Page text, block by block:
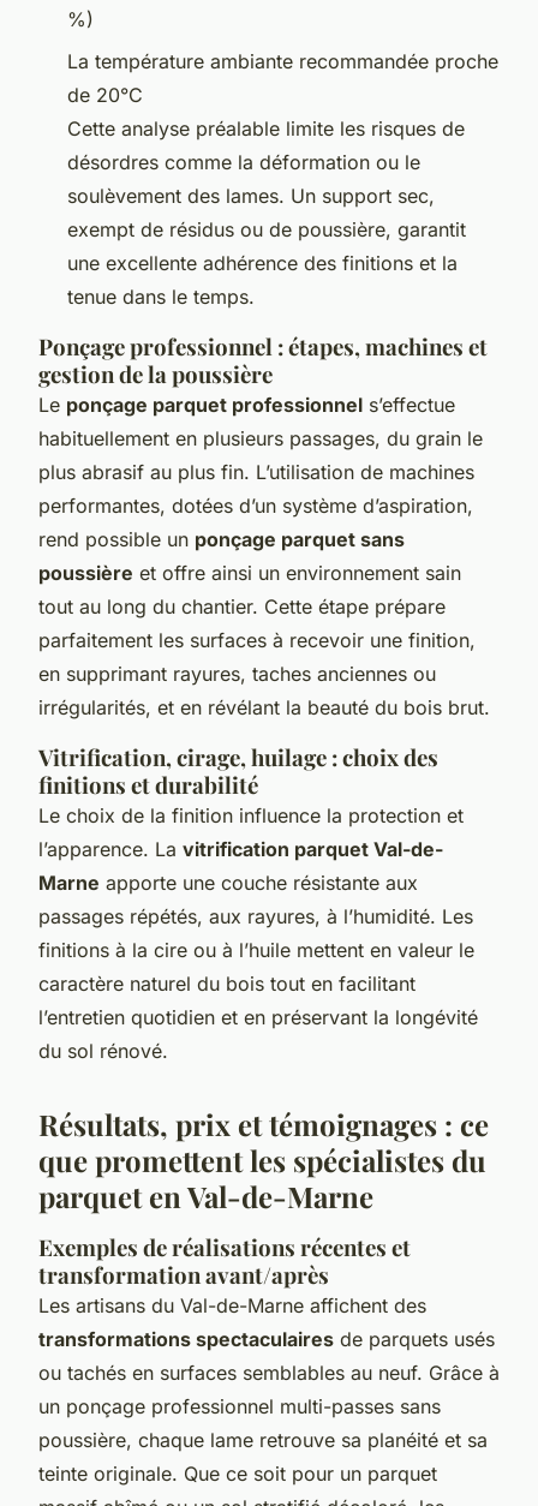
%)
La température ambiante recommandée proche
de 20°C
Cette analyse préalable limite les risques de
désordres comme la déformation ou le
soulèvement des lames. Un support sec,
exempt de résidus ou de poussière, garantit
une excellente adhérence des finitions et la
tenue dans le temps.
Ponçage professionnel : étapes, machines et
gestion de la poussière
Le ponçage parquet professionnel s’effectue
habituellement en plusieurs passages, du grain le
plus abrasif au plus fin. L’utilisation de machines
performantes, dotées d’un système d’aspiration,
rend possible un ponçage parquet sans
poussière et offre ainsi un environnement sain
tout au long du chantier. Cette étape prépare
parfaitement les surfaces à recevoir une finition,
en supprimant rayures, taches anciennes ou
irrégularités, et en révélant la beauté du bois brut.
Vitrification, cirage, huilage : choix des
finitions et durabilité
Le choix de la finition influence la protection et
l’apparence. La vitrification parquet Val-de-
Marne apporte une couche résistante aux
passages répétés, aux rayures, à l’humidité. Les
finitions à la cire ou à l’huile mettent en valeur le
caractère naturel du bois tout en facilitant
l’entretien quotidien et en préservant la longévité
du sol rénové.
Résultats, prix et témoignages : ce
que promettent les spécialistes du
parquet en Val-de-Marne
Exemples de réalisations récentes et
transformation avant/après
Les artisans du Val-de-Marne affichent des
transformations spectaculaires de parquets usés
ou tachés en surfaces semblables au neuf. Grâce à
un ponçage professionnel multi-passes sans
poussière, chaque lame retrouve sa planéité et sa
teinte originale. Que ce soit pour un parquet